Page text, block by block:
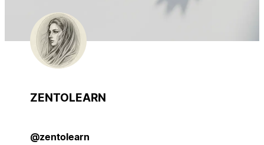
ZENTOLEARN
@zentolearn